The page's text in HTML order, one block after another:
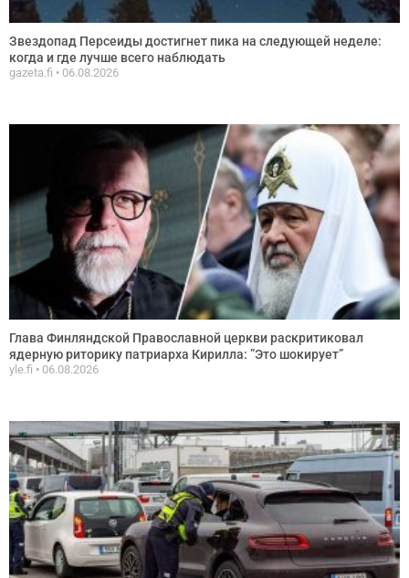
Звездопад Персеиды достигнет пика на следующей неделе:
когда и где лучше всего наблюдать
gazeta.fi 06.08.2026
Глава Финляндской Православной церкви раскритиковал
ядерную риторику патриарха Кирилла: ”Это шокирует”
yle.fi 06.08.2026